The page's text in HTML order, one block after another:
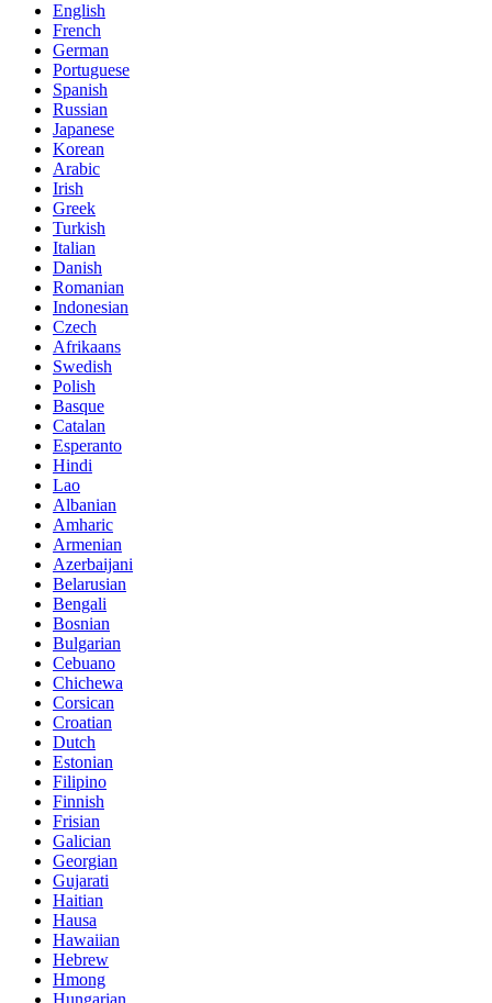
English
French
German
Portuguese
Spanish
Russian
Japanese
Korean
Arabic
Irish
Greek
Turkish
Italian
Danish
Romanian
Indonesian
Czech
Afrikaans
Swedish
Polish
Basque
Catalan
Esperanto
Hindi
Lao
Albanian
Amharic
Armenian
Azerbaijani
Belarusian
Bengali
Bosnian
Bulgarian
Cebuano
Chichewa
Corsican
Croatian
Dutch
Estonian
Filipino
Finnish
Frisian
Galician
Georgian
Gujarati
Haitian
Hausa
Hawaiian
Hebrew
Hmong
Hungarian